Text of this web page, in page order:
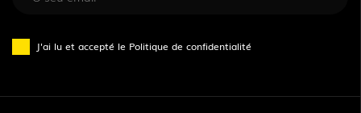
J'ai lu et accepté le Politique de confidentialité